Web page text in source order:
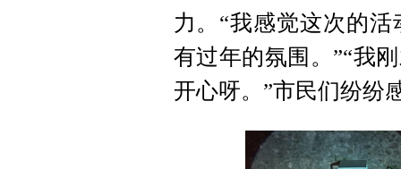
力。“我感觉这次的
有过年的氛围。”“我
开心呀。”市民们纷纷